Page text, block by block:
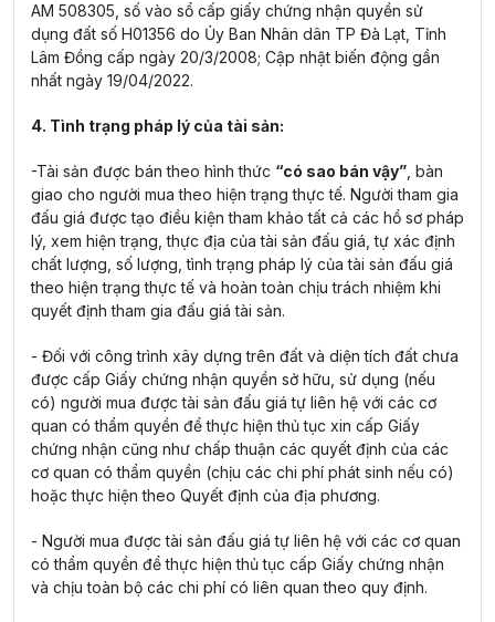
AM 508305, số vào sổ cấp giấy chứng nhận quyền sử
dụng đất số H01356 do Ủy Ban Nhân dân TP Đà Lạt, Tỉnh
Lâm Đồng cấp ngày 20/3/2008; Cập nhật biến động gần
nhất ngày 19/04/2022.
4. Tình trạng pháp lý của tài sản:
-Tài sản được bán theo hình thức “có sao bán vậy” , bàn
giao cho người mua theo hiện trạng thực tế. Người tham gia
đấu giá được tạo điều kiện tham khảo tất cả các hồ sơ pháp
lý, xem hiện trạng, thực địa của tài sản đấu giá, tự xác định
chất lượng, số lượng, tình trạng pháp lý của tài sản đấu giá
theo hiện trạng thực tế và hoàn toàn chịu trách nhiệm khi
quyết định tham gia đấu giá tài sản.
- Đối với công trình xây dựng trên đất và diện tích đất chưa
được cấp Giấy chứng nhận quyền sở hữu, sử dụng (nếu
có) người mua được tài sản đấu giá tự liên hệ với các cơ
quan có thẩm quyền để thực hiện thủ tục xin cấp Giấy
chứng nhận cũng như chấp thuận các quyết định của các
cơ quan có thẩm quyền (chịu các chi phí phát sinh nếu có)
hoặc thực hiện theo Quyết định của địa phương.
- Người mua được tài sản đấu giá tự liên hệ với các cơ quan
có thẩm quyền để thực hiện thủ tục cấp Giấy chứng nhận
và chịu toàn bộ các chi phí có liên quan theo quy định.